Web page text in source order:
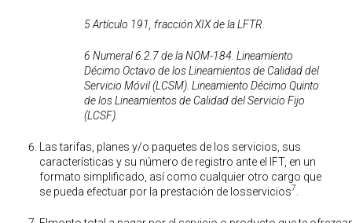
5 Artículo 191, fracción XIX de la LFTR.
6 Numeral 6.2.7 de la NOM-184. Lineamiento
Décimo Octavo de los Lineamientos de Calidad del
Servicio Móvil (LCSM). Lineamiento Décimo Quinto
de los Lineamientos de Calidad del Servicio Fijo
(LCSF).
Las tarifas, planes y/o paquetes de los servicios, sus
características y su número de registro ante el IFT, en un
formato simplificado, así como cualquier otro cargo que
se pueda efectuar por la prestación de losservicios7